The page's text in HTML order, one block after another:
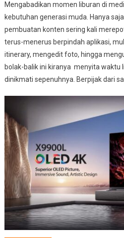
Mengabadikan momen liburan di
kebutuhan generasi muda. Hanya
pembuatan konten sering kali
terus-menerus berpindah aplikasi,
itinerary, mengedit foto, hingga
bolak-balik ini kiranya menyita waktu
dinikmati sepenuhnya. Berpijak dari